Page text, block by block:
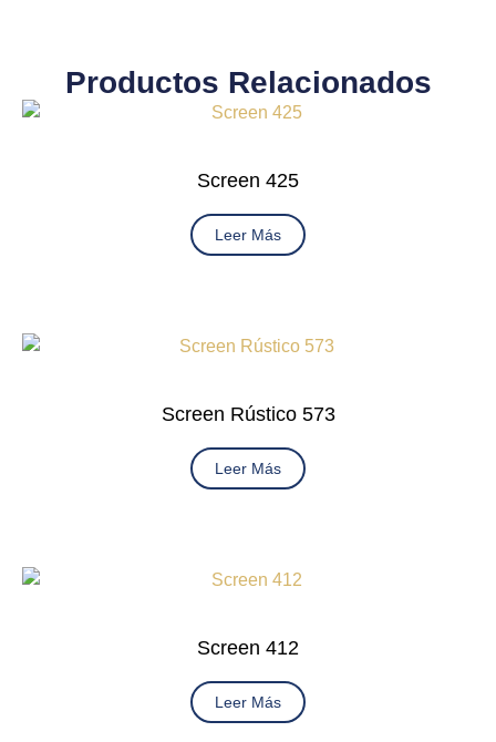
Productos Relacionados
Screen 425
Leer Más
Screen Rústico 573
Leer Más
Screen 412
Leer Más